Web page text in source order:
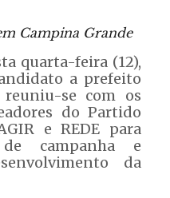
Campina Grande
quarta-feira (12),
a prefeito
reuniu-se com os
do Partido
e REDE para
campanha e
da